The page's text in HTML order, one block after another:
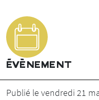
ÉVÈNEMENT
Publié le vendredi 21